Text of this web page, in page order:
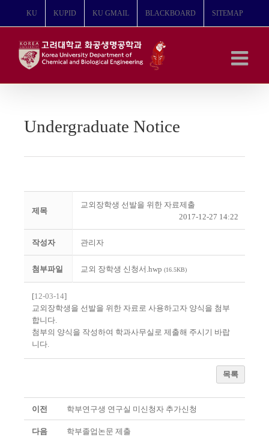
뛰
KU KUPID KU GMAIL BLACKBOARD SITEMAP
Undergraduate Notice
제목
교외장학생 선발을 위한 자료제출
2017-12-27 14:22
작성자 관리자
첨부파일 교외 장학생 신청서.hwp (16.5KB)
[12-03-14]
교외장학생을 선발을 위한 자료로 사용하고자 양식을 첨부
합니다.
첨부의 양식을 작성하여 학과사무실로 제출해 주시기 바랍
니다.
목록
이전 학부연구생 연구실 미신청자 추가신청
다음 학부졸업논문 제출